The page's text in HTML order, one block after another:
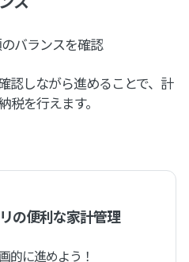
バランスを確認
認しながら進めることで、計
税を行えます。
の便利な家計管理
的に進めよう！